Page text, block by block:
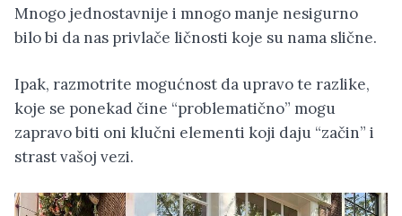
Mnogo jednostavnije i mnogo manje nesigurno
bilo bi da nas privlače ličnosti koje su nama slične.
Ipak, razmotrite mogućnost da upravo te razlike,
koje se ponekad čine “problematično” mogu
zapravo biti oni klučni elementi koji daju “začin” i
strast vašoj vezi.